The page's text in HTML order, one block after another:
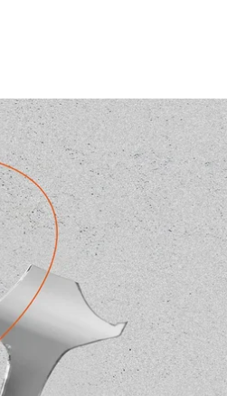
написали колонку, я
професійної бульбашки».
коли візуально я —
(тут одразу хочеться
для себе кілька до